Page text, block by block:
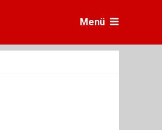
Menü